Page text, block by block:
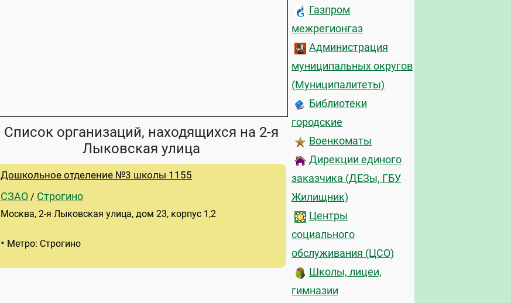
Список организаций, находящихся на 2-я
Лыковская улица
Дошкольное отделение №3 школы 1155
СЗАО / Строгино
Москва, 2-я Лыковская улица, дом 23, корпус 1,2
• Метро: Строгино
Газпром
межрегионгаз
Администрация
муниципальных округов
(Муниципалитеты)
Библиотеки
городские
Военкоматы
Дирекции единого
заказчика (ДЕЗы, ГБУ
Жилищник)
Центры
социального
обслуживания (ЦСО)
Школы, лицеи,
гимназии